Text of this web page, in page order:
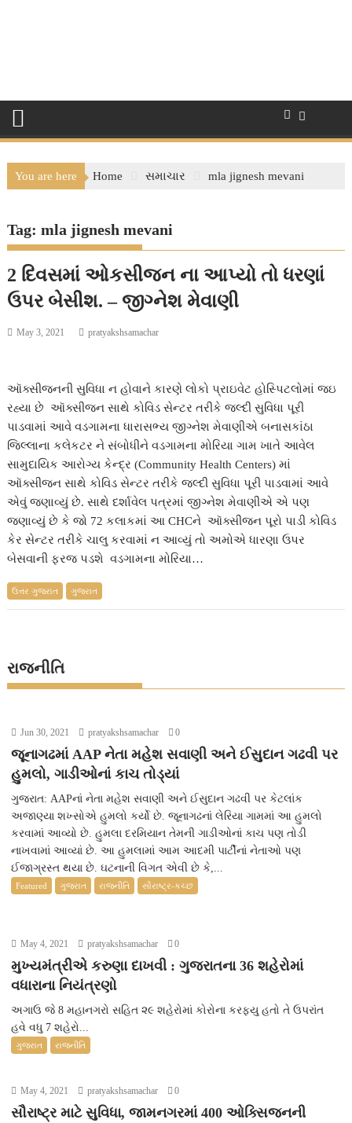
You are here Home સમાચાર mla jignesh mevani
Tag:mla jignesh mevani
2 દિવસમાં ઓકસીજન ના આપ્યો તો ધરણાં
ઉપર બેસીશ. – જીગ્નેશ મેવાણી
May 3, 2021 pratyakshsamachar
ઑક્સીજનની સુવિધા ન હોવાને કારણે લોકો પ્રાઇવેટ હોસ્પિટલોમાં જઇ
રહ્યા છે ઑક્સીજન સાથે કોવિડ સેન્ટર તરીકે જલ્દી સુવિધા પૂરી
પાડવામાં આવે વડગામના ધારાસભ્ય જીગ્નેશ મેવાણીએ બનાસકાંઠા
જિલ્લાના કલેકટર ને સંબોધીને વડગામના મોરિયા ગામ ખાતે આવેલ
સામુદાયિક આરોગ્ય કેન્દ્ર (Community Health Centers) માં
ઑક્સીજન સાથે કોવિડ સેન્ટર તરીકે જલ્દી સુવિધા પૂરી પાડવામાં આવે
એવું જણાવ્યું છે. સાથે દર્શાવેલ પત્રમાં જીગ્નેશ મેવાણીએ એ પણ
જણાવ્યું છે કે જો 72 કલાકમાં આ CHCને ઑક્સીજન પૂરો પાડી કોવિડ
કેર સેન્ટર તરીકે ચાલુ કરવામાં ન આવ્યું તો અમોએ ધારણા ઉપર
બેસવાની ફરજ પડશે વડગામના મોરિયા…
ઉત્તર ગુજરાત ગુજરાત
રાજનીતિ
Jun 30, 2021 pratyakshsamachar 0
જૂનાગઢમાં AAP નેતા મહેશ સવાણી અને ઈસુદાન ગઢવી પર
હુમલો, ગાડીઓનાં કાચ તોડ્યાં
ગુજરાત: AAPનાં નેતા મહેશ સવાણી અને ઈસુદાન ગઢવી પર કેટલાંક
અજાણ્યા શખ્સોએ હુમલો કર્યો છે. જૂનાગઢનાં લેરિયા ગામમાં આ હુમલો
કરવામાં આવ્યો છે. હુમલા દરમિયાન તેમની ગાડીઓનાં કાચ પણ તોડી
નાખવામાં આવ્યાં છે. આ હુમલામાં આમ આદમી પાર્ટીનાં નેતાઓ પણ
ઈજાગ્રસ્ત થયા છે. ઘટનાની વિગત એવી છે કે,...
Featured ગુજરાત રાજનીતિ સૌરાષ્ટ્ર-કચ્છ
May 4, 2021 pratyakshsamachar 0
મુખ્યમંત્રીએ કરુણા દાખવી : ગુજરાતના 36 શહેરોમાં
વધારાના નિયંત્રણો
અગાઉ જે 8 મહાનગરો સહિત ૨૯ શહેરોમાં કોરોના કરફ્યુ હતો તે ઉપરાંત
હવે વધુ 7 શહેરો...
ગુજરાત રાજનીતિ
May 4, 2021 pratyakshsamachar 0
સૌરાષ્ટ્ર માટે સુવિધા, જામનગરમાં 400 ઓક્સિજનની